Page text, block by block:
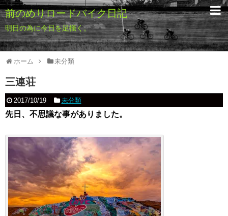
前のめりロードバイク日記
明日の為に今日を足掻く。
ホーム 未分類
三連荘
2017/10/19 未分類
先日、不思議な事がありました。